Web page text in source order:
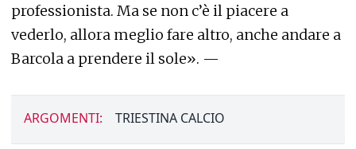
professionista. Ma se non c’è il piacere a
vederlo, allora meglio fare altro, anche andare a
Barcola a prendere il sole». —
ARGOMENTI: TRIESTINA CALCIO